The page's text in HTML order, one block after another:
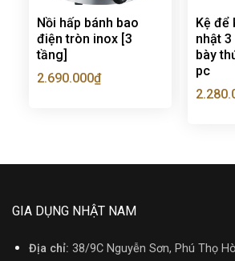
Nồi hấp bánh bao
điện tròn inox [3
tầng]
2.690.000₫
Kệ để
nhật
bày
pc
GIA DỤNG NHẬT NAM
Địa chỉ: 38/9C Nguyễn Sơn, Phú Thọ